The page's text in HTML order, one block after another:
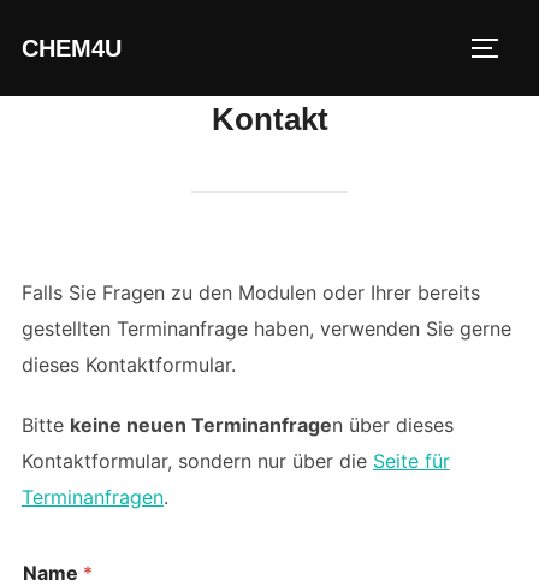
InhaltCHEM4U
Kontakt
Falls Sie Fragen zu den Modulen oder Ihrer bereits
gestellten Terminanfrage haben, verwenden Sie gerne
dieses Kontaktformular.
Bitte keine neuen Terminanfragen über dieses
Kontaktformular, sondern nur über die Seite für
Terminanfragen.
Name *